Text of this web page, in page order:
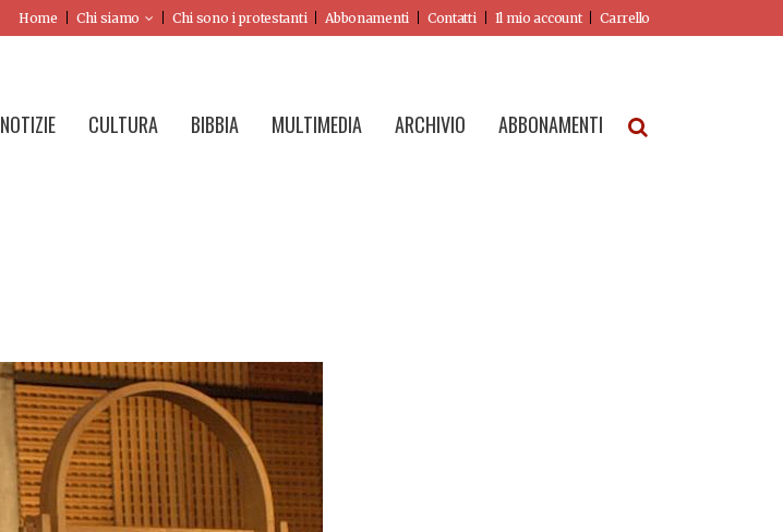
Home Chi siamo Chi sono i protestanti Abbonamenti Contatti Il mio account Carrello
NOTIZIE CULTURA BIBBIA MULTIMEDIA ARCHIVIO ABBONAMENTI